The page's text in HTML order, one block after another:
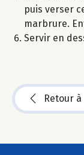
puis verser
marbrure.
Servir en
Retour